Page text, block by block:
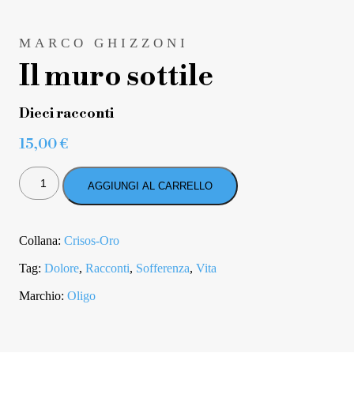
MARCO GHIZZONI
Il muro sottile
Dieci racconti
15,00€
IL
MURO
SOTTILE
AGGIUNGI AL CARRELLO
Collana: Crisos-Oro
Tag: Dolore, Racconti, Sofferenza, Vita
Marchio: Oligo